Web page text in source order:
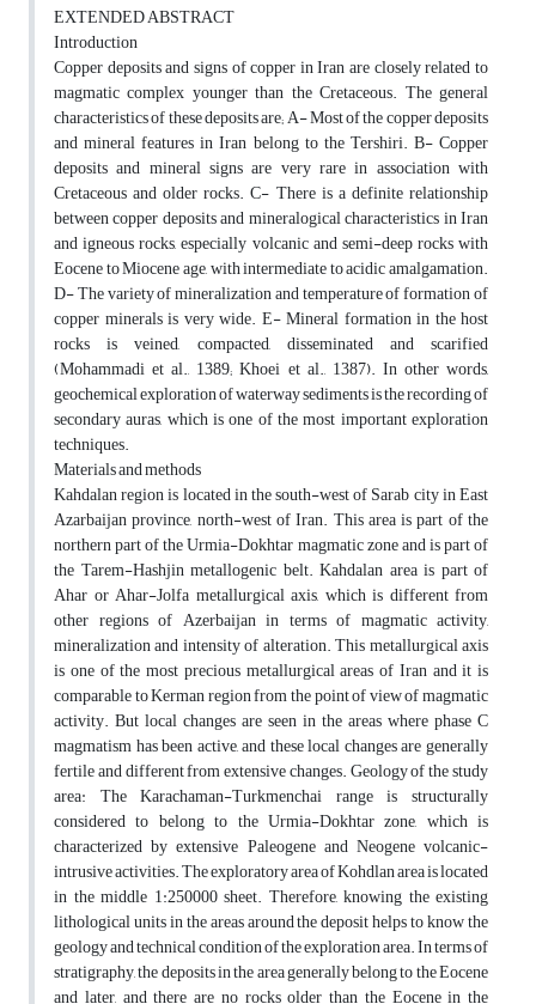
EXTENDED ABSTRACT
Introduction
Copper deposits and signs of copper in Iran are closely related to
magmatic complex younger than the Cretaceous. The general
characteristics of these deposits are; A- Most of the copper deposits
and mineral features in Iran belong to the Tershiri. B- Copper
deposits and mineral signs are very rare in association with
Cretaceous and older rocks. C- There is a definite relationship
between copper deposits and mineralogical characteristics in Iran
and igneous rocks, especially volcanic and semi-deep rocks with
Eocene to Miocene age, with intermediate to acidic amalgamation.
D- The variety of mineralization and temperature of formation of
copper minerals is very wide. E- Mineral formation in the host
rocks is veined, compacted, disseminated and scarified
(Mohammadi et al., 1389; Khoei et al., 1387). In other words,
geochemical exploration of waterway sediments is the recording of
secondary auras, which is one of the most important exploration
techniques.
Materials and methods
Kahdalan region is located in the south-west of Sarab city in East
Azarbaijan province, north-west of Iran. This area is part of the
northern part of the Urmia-Dokhtar magmatic zone and is part of
the Tarem-Hashjin metallogenic belt. Kahdalan area is part of
Ahar or Ahar-Jolfa metallurgical axis, which is different from
other regions of Azerbaijan in terms of magmatic activity,
mineralization and intensity of alteration. This metallurgical axis
is one of the most precious metallurgical areas of Iran and it is
comparable to Kerman region from the point of view of magmatic
activity. But local changes are seen in the areas where phase C
magmatism has been active, and these local changes are generally
fertile and different from extensive changes. Geology of the study
area: The Karachaman-Turkmenchai range is structurally
considered to belong to the Urmia-Dokhtar zone, which is
characterized by extensive Paleogene and Neogene volcanic-
intrusive activities. The exploratory area of Kohdlan area is located
in the middle 1:250000 sheet. Therefore, knowing the existing
lithological units in the areas around the deposit helps to know the
geology and technical condition of the exploration area. In terms of
stratigraphy, the deposits in the area generally belong to the Eocene